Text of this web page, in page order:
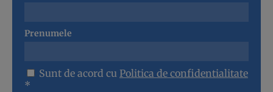
Prenumele
Sunt de acord cu Politica de confidentialitate
*